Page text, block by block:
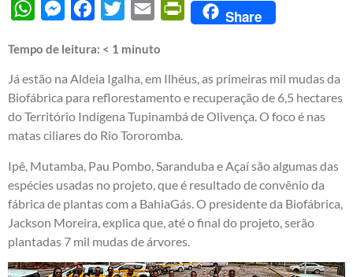
WhatsAppMessengerFacebook
Twitter Email PrintFriendly
Share
Tempo de leitura: < 1 minuto
Já estão na Aldeia Igalha, em Ilhéus, as primeiras mil mudas da
Biofábrica para reflorestamento e recuperação de 6,5 hectares
do Território Indígena Tupinambá de Olivença. O foco é nas
matas ciliares do Rio Tororomba.
Ipê, Mutamba, Pau Pombo, Saranduba e Açaí são algumas das
espécies usadas no projeto, que é resultado de convênio da
fábrica de plantas com a BahiaGás. O presidente da Biofábrica,
Jackson Moreira, explica que, até o final do projeto, serão
plantadas 7 mil mudas de árvores.